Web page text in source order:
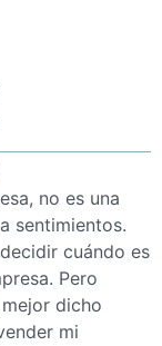
no es una
sentimientos.
cuándo es
Pero
dicho
mi